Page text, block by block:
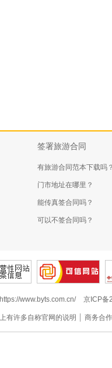
签署旅游合同
有旅游合同范本下载吗
门市地址在哪里？
能传真签合同吗？
可以不签合同吗？
www.byts.com.cn/ 京ICP备
有许多自称官网的说明 商务合